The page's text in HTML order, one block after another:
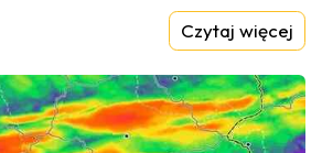
Czytaj więcej